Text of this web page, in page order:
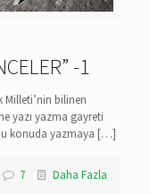
-1
Milleti’nin bilinen
yazı yazma gayreti
konuda yazmaya […]
7 Daha Fazla